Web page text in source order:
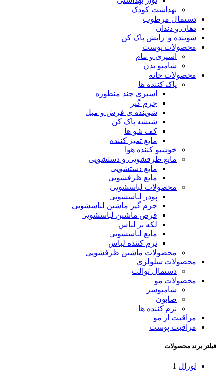
بهداشت کودک
دستمال مرطوب
دهان و دندان
شوینده و ارایش پاک کن
محصولات پوست
اسپری و مام
شامپو بدن
محصولات خانه
پاک کننده ها
اسپری چند منظوره
جرم گیر
شوینده ی فرش و مبل
شیشه پاک کن
کف شو ها
مایع تمیز کننده
خوشبو کننده هوا
مایع ظرفشویی و دستشویی
مایع دستشویی
مایع ظرفشویی
محصولات لباسشویی
پودر لباسشویی
جرم گیر ماشین لباسشویی
قرص ماشین لباسشویی
لکه بر لباس
مایع لباسشویی
نرم کننده لباس
محصولات ماشین ظرفشویی
محصولات سلولزی
دستمال توالت
محصولات مو
شامپوسر
صابون
نرم کننده ها
مراقبت از مو
مراقبت پوست
فیلتر برند محصولات
لورال 1